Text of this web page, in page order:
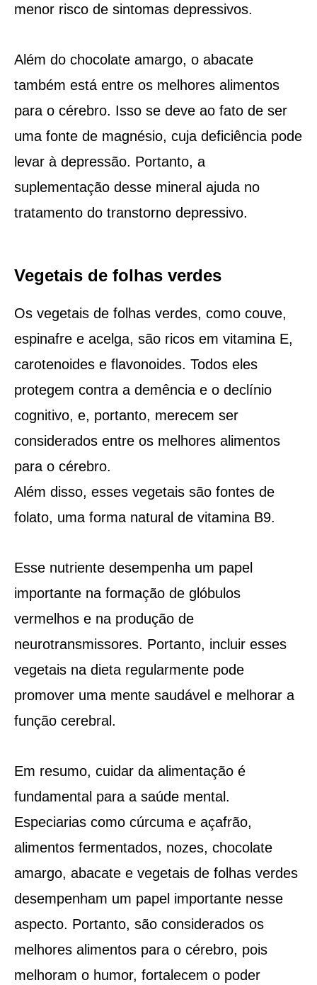
menor risco de sintomas depressivos.
Além do chocolate amargo, o abacate
também está entre os melhores alimentos
para o cérebro. Isso se deve ao fato de ser
uma fonte de magnésio, cuja deficiência pode
levar à depressão. Portanto, a
suplementação desse mineral ajuda no
tratamento do transtorno depressivo.
Vegetais de folhas verdes
Os vegetais de folhas verdes, como couve,
espinafre e acelga, são ricos em vitamina E,
carotenoides e flavonoides. Todos eles
protegem contra a demência e o declínio
cognitivo, e, portanto, merecem ser
considerados entre os melhores alimentos
para o cérebro.
Além disso, esses vegetais são fontes de
folato, uma forma natural de vitamina B9.
Esse nutriente desempenha um papel
importante na formação de glóbulos
vermelhos e na produção de
neurotransmissores. Portanto, incluir esses
vegetais na dieta regularmente pode
promover uma mente saudável e melhorar a
função cerebral.
Em resumo, cuidar da alimentação é
fundamental para a saúde mental.
Especiarias como cúrcuma e açafrão,
alimentos fermentados, nozes, chocolate
amargo, abacate e vegetais de folhas verdes
desempenham um papel importante nesse
aspecto. Portanto, são considerados os
melhores alimentos para o cérebro, pois
melhoram o humor, fortalecem o poder